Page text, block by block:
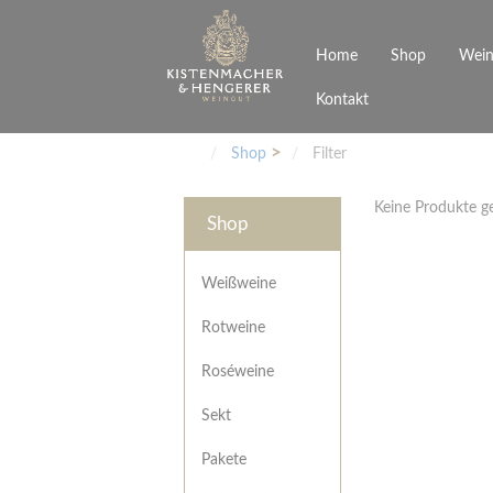
Home Shop
Weißweine
Roséweine
Junges Schwaben
Veranstaltungen
Kontakt
Shop Filter
Shop
Weißweine
Rotweine
Roséweine
Sekt
Pakete
Keine Produkte